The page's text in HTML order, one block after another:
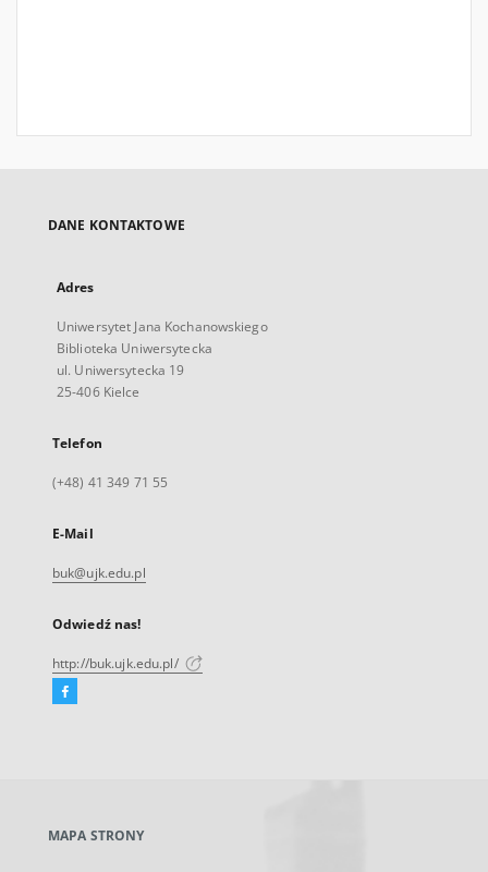
DANE KONTAKTOWE
Adres
Uniwersytet Jana Kochanowskiego
Biblioteka Uniwersytecka
ul. Uniwersytecka 19
25-406 Kielce
Telefon
(+48) 41 349 71 55
E-Mail
buk@ujk.edu.pl
Odwiedź nas!
http://buk.ujk.edu.pl/
Facebook
karcie
MAPA STRONY